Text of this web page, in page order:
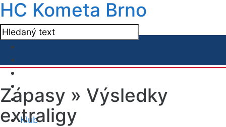
HC Kometa Brno
Klub
Zápasy » Výsledky
extraligy